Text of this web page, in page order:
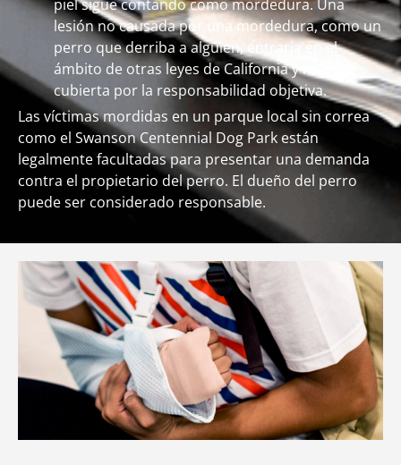
piel sigue contando como mordedura. Una
lesión no causada por una mordedura, como un
perro que derriba a alguien, entraría en el
ámbito de otras leyes de California y no está
cubierta por la responsabilidad objetiva.
Las víctimas mordidas en un parque local sin correa
como el Swanson Centennial Dog Park están
legalmente facultadas para presentar una demanda
contra el propietario del perro. El dueño del perro
puede ser considerado responsable.